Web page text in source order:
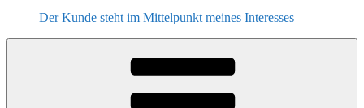
Der Kunde steht im Mittelpunkt meines Interesses